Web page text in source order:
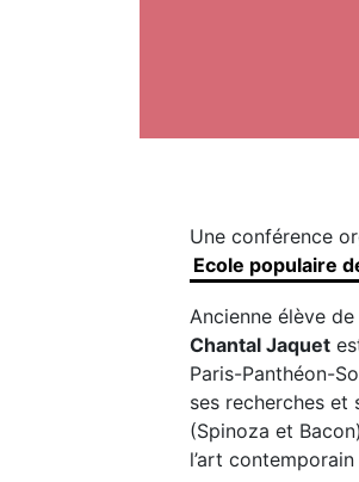
Une conférence
Ecole populaire
Ancienne élève
Chantal Jaquet
Paris-Panthéon-
ses recherches et
(Spinoza et
l’art